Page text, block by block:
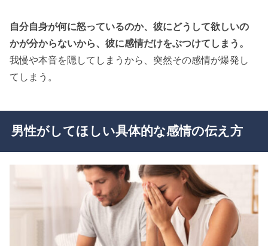
自分自身が何に怒っているのか、彼にどうして欲しいの
かが分からないから、彼に感情だけをぶつけてしまう。
我慢や本音を隠してしまうから、突然その感情が爆発し
てしまう。
男性がしてほしい具体的な感情の伝え方